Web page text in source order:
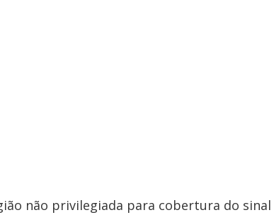
não privilegiada para cobertura do